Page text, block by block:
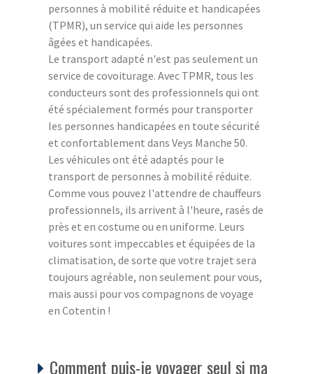
personnes à mobilité réduite et handicapées
(TPMR), un service qui aide les personnes
âgées et handicapées.
Le transport adapté n'est pas seulement un
service de covoiturage. Avec TPMR, tous les
conducteurs sont des professionnels qui ont
été spécialement formés pour transporter
les personnes handicapées en toute sécurité
et confortablement dans Veys Manche 50.
Les véhicules ont été adaptés pour le
transport de personnes à mobilité réduite.
Comme vous pouvez l'attendre de chauffeurs
professionnels, ils arrivent à l'heure, rasés de
près et en costume ou en uniforme. Leurs
voitures sont impeccables et équipées de la
climatisation, de sorte que votre trajet sera
toujours agréable, non seulement pour vous,
mais aussi pour vos compagnons de voyage
en Cotentin !
Comment puis-je voyager seul si ma